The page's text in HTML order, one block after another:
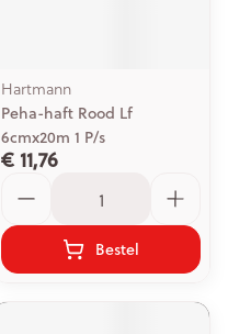
Hartmann
Peha-haft Rood Lf
6cmx20m 1 P/s
€ 11,76
Bestel